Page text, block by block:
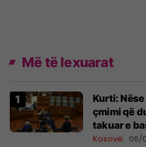
Më të lexuarat
Kurti:
çmimi që
takuar e
lumtur ta
Kosovë 06/